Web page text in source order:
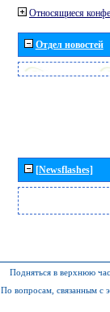
Относящиеся
Отдел новостей
[Newsflashes]
Подняться в верхнюю
По вопросам, связанным с